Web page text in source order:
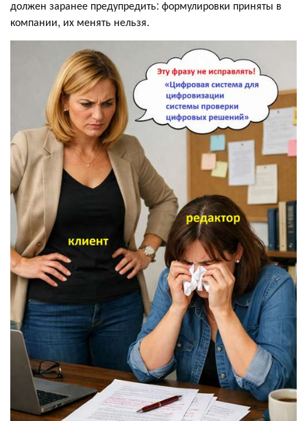
должен заранее предупредить: формулировки приняты в
компании, их менять нельзя.